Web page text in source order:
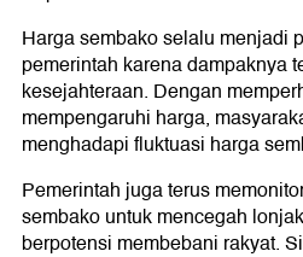
1. Faktor Produksi
2. Faktor Distribusi
3. Faktor Sumber Pasokan
4. Faktor Permintaan dan
Tips Menghemat
Harga sembako selalu menjadi
pemerintah karena dampaknya
kesejahteraan. Dengan
mempengaruhi harga,
menghadapi fluktuasi harga
Pemerintah juga terus
sembako untuk mencegah
berpotensi membebani rakyat.